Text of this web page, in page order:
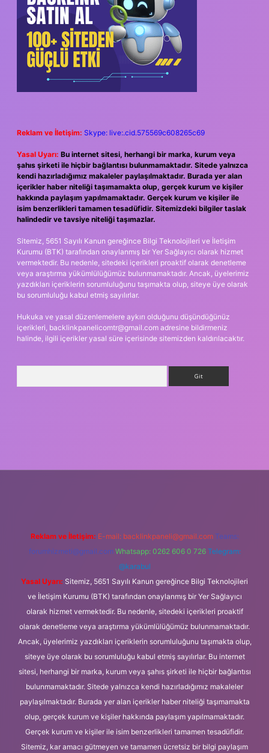
Reklam ve İletişim: Skype: live:.cid.575569c608265c69
Yasal Uyarı: Bu internet sitesi, herhangi bir marka, kurum veya
şahıs şirketi ile hiçbir bağlantısı bulunmamaktadır. Sitede yalnızca
kendi hazırladığımız makaleler paylaşılmaktadır. Burada yer alan
içerikler haber niteliği taşımamakta olup, gerçek kurum ve kişiler
hakkında paylaşım yapılmamaktadır. Gerçek kurum ve kişiler ile
isim benzerlikleri tamamen tesadüfidir. Sitemizdeki bilgiler taslak
halindedir ve tavsiye niteliği taşımazlar.
Sitemiz, 5651 Sayılı Kanun gereğince Bilgi Teknolojileri ve İletişim
Kurumu (BTK) tarafından onaylanmış bir Yer Sağlayıcı olarak hizmet
vermektedir. Bu nedenle, sitedeki içerikleri proaktif olarak denetleme
veya araştırma yükümlülüğümüz bulunmamaktadır. Ancak, üyelerimiz
yazdıkları içeriklerin sorumluluğunu taşımakta olup, siteye üye olarak
bu sorumluluğu kabul etmiş sayılırlar.
Hukuka ve yasal düzenlemelere aykırı olduğunu düşündüğünüz
içerikleri, backlinkpanelicomtr@gmail.com adresine bildirmeniz
halinde, ilgili içerikler yasal süre içerisinde sitemizden kaldırılacaktır.
Reklam ve İletişim: E-mail: backlinkpaneli@gmail.com Teams:
forumhizmeti@gmail.com Whatsapp: 0262 606 0 726 Telegram:
@karabul
Yasal Uyarı: Sitemiz, 5651 Sayılı Kanun gereğince Bilgi Teknolojileri
ve İletişim Kurumu (BTK) tarafından onaylanmış bir Yer Sağlayıcı
olarak hizmet vermektedir. Bu nedenle, sitedeki içerikleri proaktif
olarak denetleme veya araştırma yükümlülüğümüz bulunmamaktadır.
Ancak, üyelerimiz yazdıkları içeriklerin sorumluluğunu taşımakta olup,
siteye üye olarak bu sorumluluğu kabul etmiş sayılırlar. Bu internet
sitesi, herhangi bir marka, kurum veya şahıs şirketi ile hiçbir bağlantısı
bulunmamaktadır. Sitede yalnızca kendi hazırladığımız makaleler
paylaşılmaktadır. Burada yer alan içerikler haber niteliği taşımamakta
olup, gerçek kurum ve kişiler hakkında paylaşım yapılmamaktadır.
Gerçek kurum ve kişiler ile isim benzerlikleri tamamen tesadüfidir.
Sitemiz, kar amacı gütmeyen ve tamamen ücretsiz bir bilgi paylaşım